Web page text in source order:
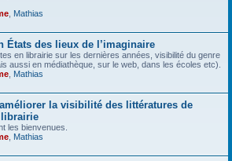
Mathias
États des lieux de l’imaginaire
en librairie sur les dernières années, visibilité du genre
aussi en médiathèque, sur le web, dans les écoles etc).
Mathias
la visibilité des littératures de
librairie
les bienvenues.
Mathias